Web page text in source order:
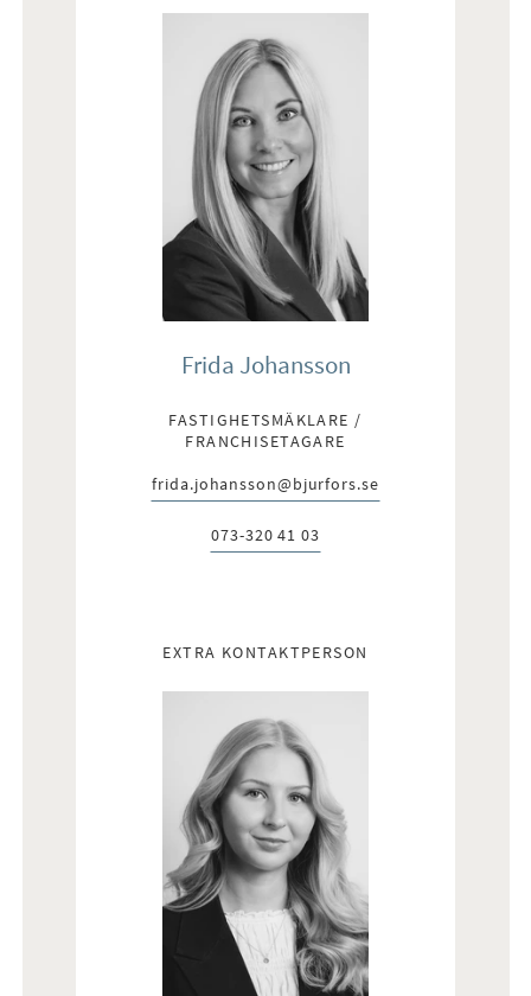
Frida Johansson
FASTIGHETSMÄKLARE /
FRANCHISETAGARE
E-post:
frida.johansson@bjurfors.se
Telefon:
073-320 41 03
EXTRA KONTAKTPERSON